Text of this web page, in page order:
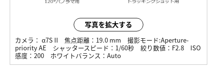
写真を拡大する
カメラ： α7S II 焦点距離： 19.0 mm 撮影モード:Aperture-
priority AE
シャッタースピード： 1/60秒 絞り数値： F2.8
ISO
感度： 200 ホワイトバランス： Auto